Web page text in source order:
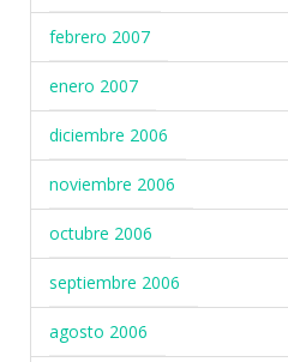
febrero 2007
enero 2007
diciembre 2006
noviembre 2006
octubre 2006
septiembre 2006
agosto 2006